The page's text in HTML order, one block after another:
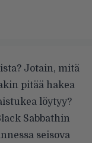
Jotain, mitä
pitää hakea
löytyy?
Sabbathin
seisova